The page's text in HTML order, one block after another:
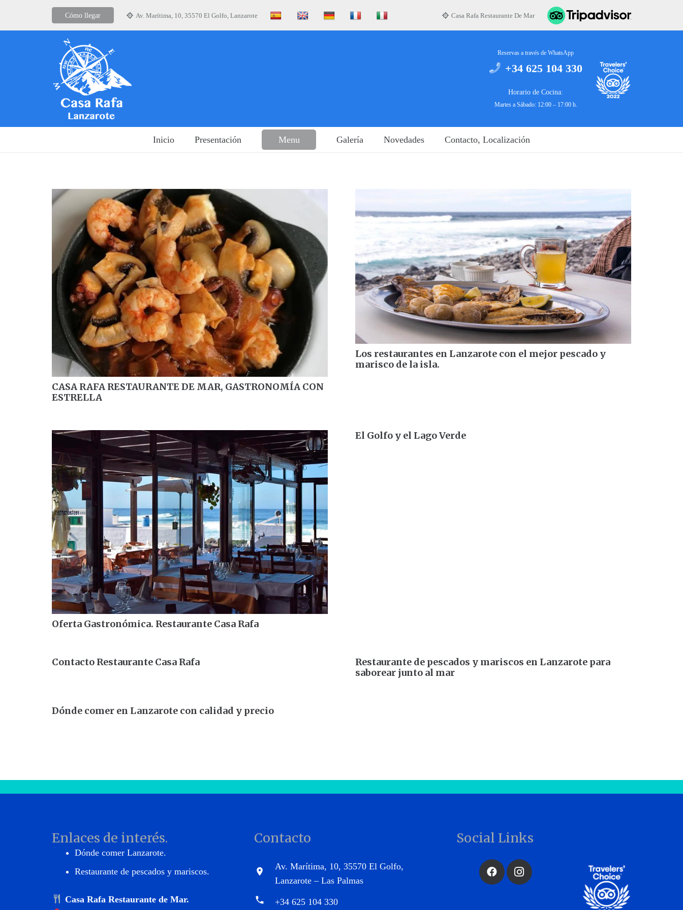
Cómo llegar Av. Marítima, 10, 35570 El Golfo, Lanzarote Casa Rafa Restaurante De Mar
Reservas a través de WhatsApp
+34 625 104 330
Horario de Cocina:
Martes a Sábado: 12:00 – 17:00 h.
Inicio Presentación Menu Galería Novedades Contacto, Localización
CASA RAFA RESTAURANTE DE MAR, GASTRONOMÍA CON
ESTRELLA
Los restaurantes en Lanzarote con el mejor pescado y
marisco de la isla.
Oferta Gastronómica. Restaurante Casa Rafa
El Golfo y el Lago Verde
Contacto Restaurante Casa Rafa
Restaurante de pescados y mariscos en Lanzarote para
saborear junto al mar
Dónde comer en Lanzarote con calidad y precio
Enlaces de interés.
Dónde comer Lanzarote.
Restaurante de pescados y mariscos.
Casa Rafa Restaurante de Mar.
Contacto
location_on
Av. Marítima, 10, 35570 El Golfo,
Lanzarote – Las Palmas
phone
+34 625 104 330
Social Links